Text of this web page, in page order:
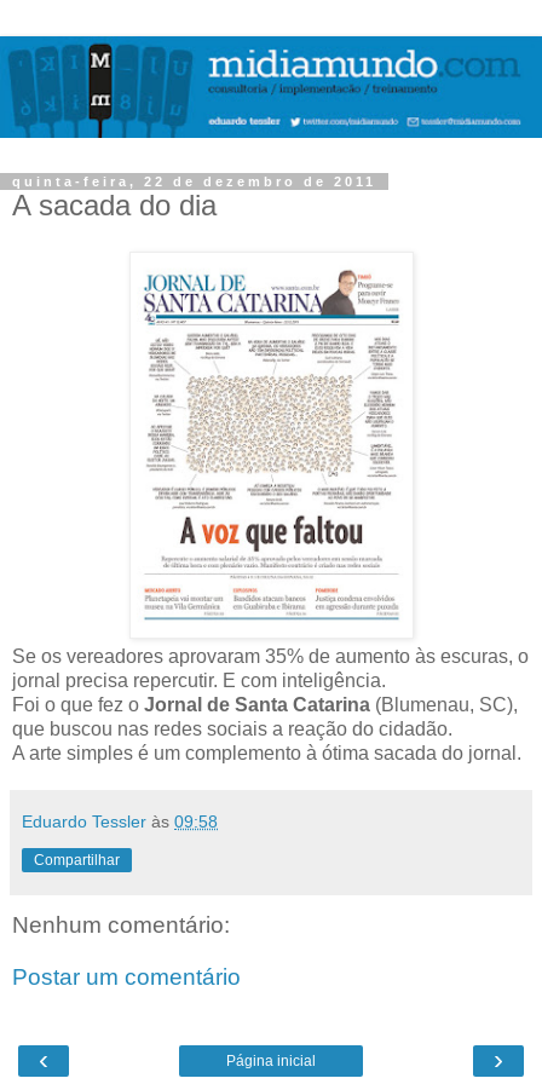
quinta-feira, 22 de dezembro de 2011
A sacada do dia
Se os vereadores aprovaram 35% de aumento às escuras, o
jornal precisa repercutir. E com inteligência.
Foi o que fez o Jornal de Santa Catarina (Blumenau, SC),
que buscou nas redes sociais a reação do cidadão.
A arte simples é um complemento à ótima sacada do jornal.
Eduardo Tessler às 09:58
Compartilhar
Nenhum comentário:
Postar um comentário
‹ ›
Página inicial